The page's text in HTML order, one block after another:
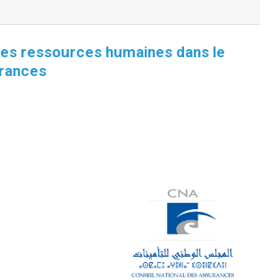
ressources humaines dans le